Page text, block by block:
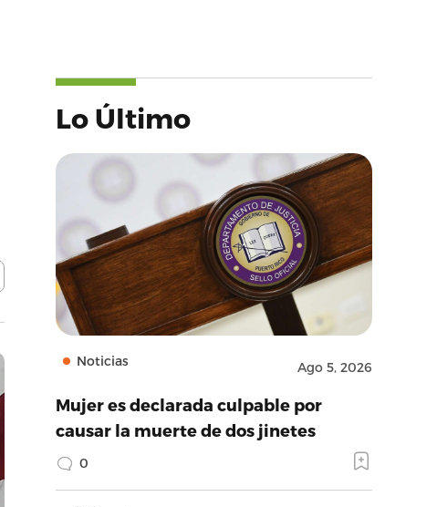
Lo Último
Noticias Ago 5, 2026
Mujer es declarada culpable por
causar la muerte de dos jinetes
0